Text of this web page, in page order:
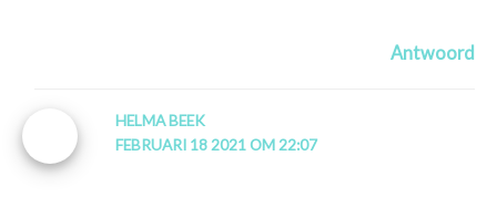
Antwoord
HELMA BEEK
FEBRUARI 18 2021 OM 22:07